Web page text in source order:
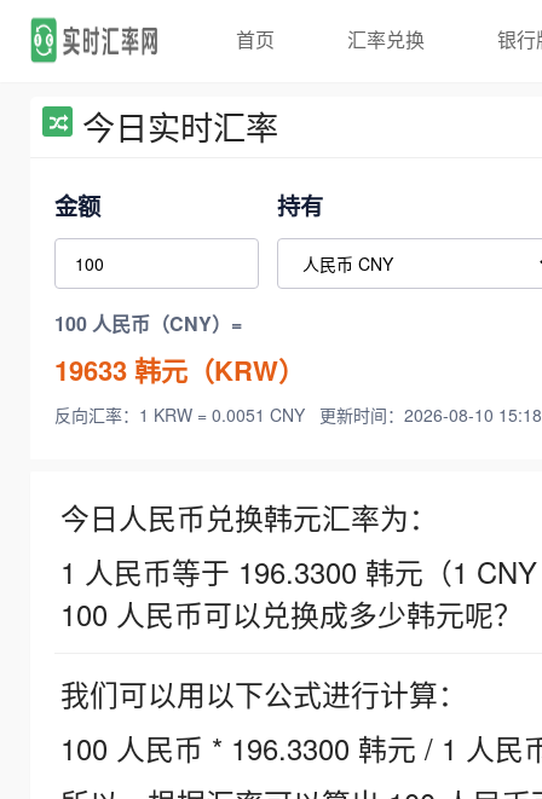
首页 汇率兑换 银行
今日实时汇率
金额 持有
100 人民币（CNY）=
19633韩元（KRW）
反向汇率：1 KRW = 0.0051 CNY 更新时间：2026-08-10
今日人民币兑换韩元汇率为：
1 人民币等于 196.3300 韩元（1
100 人民币可以兑换成多少韩元呢？
我们可以用以下公式进行计算：
100 人民币 * 196.3300 韩元 / 1 人民